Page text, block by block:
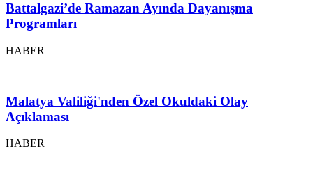
Battalgazi’de Ramazan Ayında Dayanışma
Programları
HABER
Malatya Valiliği'nden Özel Okuldaki Olay
Açıklaması
HABER